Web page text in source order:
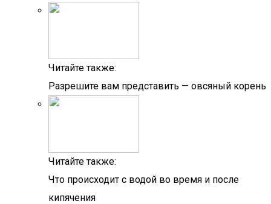
Читайте также:
Разрешите вам представить — овсяный корень
Читайте также:
Что происходит с водой во время и после
кипячения